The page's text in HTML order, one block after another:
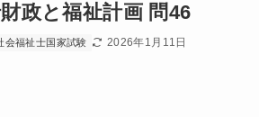
政と福祉計画 問46
会福祉士国家試験 2026年1月11日